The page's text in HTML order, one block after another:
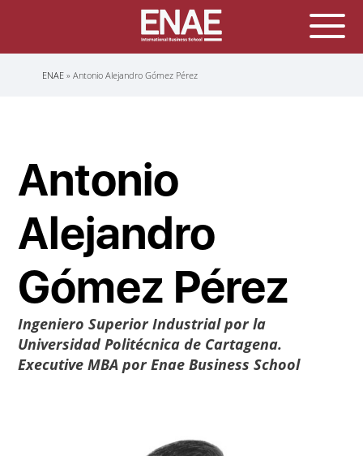
Sobrescribir
ENAE Antonio Alejandro Gómez Pérez
Antonio
Alejandro
Gómez Pérez
Ingeniero Superior Industrial por la
Universidad Politécnica de Cartagena.
Executive MBA por Enae Business School